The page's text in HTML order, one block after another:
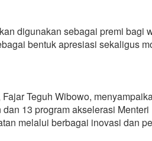
digunakan sebagai premi bagi
bentuk apresiasi sekaligus
Teguh Wibowo,
13 program akselerasi
melalui berbagai inovasi dan